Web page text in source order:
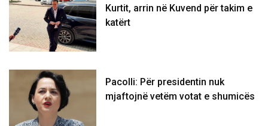
Kurtit, arrin në Kuvend për takim e
katërt
Pacolli: Për presidentin nuk
mjaftojnë vetëm votat e shumicës